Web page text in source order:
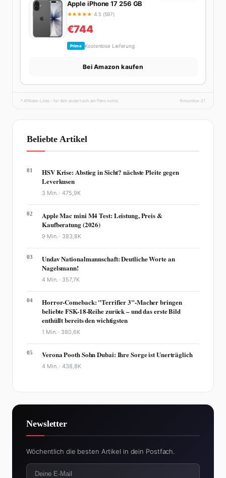
Apple iPhone 17 256 GB
★★★★★ 4.5 (597)
€744
Prime Kostenlose Lieferung
Bei Amazon kaufen
* Affiliate-Links – für dich ändert sich am Preis nichts. fhmonline-21
Beliebte Artikel
01
HSV Krise: Abstieg in Sicht? nächste Pleite gegen
Leverkusen
3 Min. ·475,9K
02
Apple Mac mini M4 Test: Leistung, Preis &
Kaufberatung (2026)
9 Min. · 383,8K
03
Undav Nationalmannschaft: Deutliche Worte an
Nagelsmann!
4 Min. · 357,7K
04
Horror-Comeback: "Terrifier 3"-Macher bringen
beliebte FSK-18-Reihe zurück – und das erste Bild
enthüllt bereits den wichtigsten
1 Min. · 380,6K
05 Verona Pooth Sohn Dubai: Ihre Sorge ist Unerträglich
4 Min. ·438,8K
Newsletter
Wöchentlich die besten Artikel in dein Postfach.